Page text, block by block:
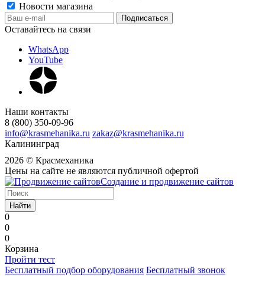
Новости магазина
Оставайтесь на связи
WhatsApp
YouTube
Наши контакты
8 (800) 350-09-96
info@krasmehanika.ru zakaz@krasmehanika.ru
Калининград
2026 © Красмеханика
Цены на сайте не являются публичной офертой
Создание и продвижение сайтов
Найти
0
0
0
Корзина
Пройти тест
Бесплатный подбор оборудования Бесплатный звонок